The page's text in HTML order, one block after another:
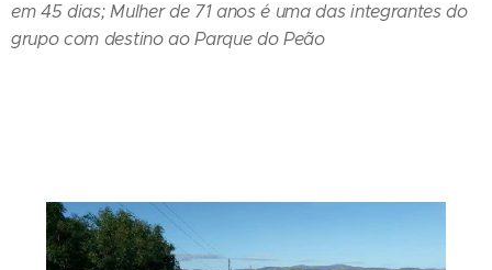
em 45 dias; Mulher de 71 anos é uma das integrantes do
grupo com destino ao Parque do Peão